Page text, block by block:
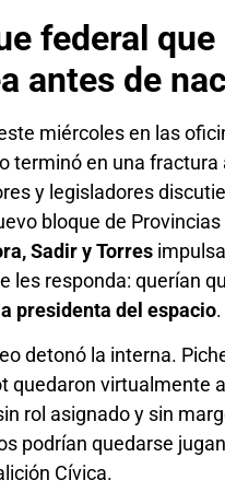
federal que
antes de
miércoles en las
terminó en una fractura
y legisladores
bloque de Provincias
Sadir y Torres
les responda: querían
presidenta del espacio.
detonó la interna.
quedaron virtualmente
rol asignado y sin
podrían quedarse
Cívica.